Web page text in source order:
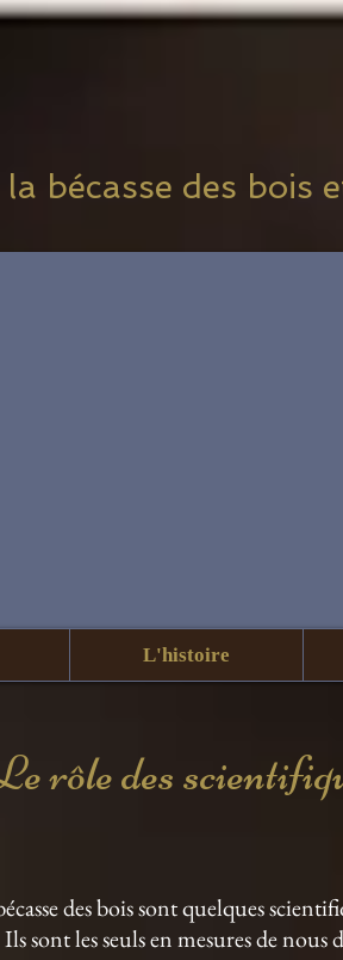
bécasse des bois
L'histoire
rôle des
des bois sont quelques
sont les seuls en mesures de